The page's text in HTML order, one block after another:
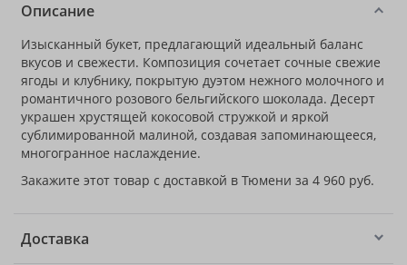
Описание
Изысканный букет, предлагающий идеальный баланс
вкусов и свежести. Композиция сочетает сочные свежие
ягоды и клубнику, покрытую дуэтом нежного молочного и
романтичного розового бельгийского шоколада. Десерт
украшен хрустящей кокосовой стружкой и яркой
сублимированной малиной, создавая запоминающееся,
многогранное наслаждение.
Закажите этот товар с доставкой в Тюмени за 4 960 руб.
Доставка